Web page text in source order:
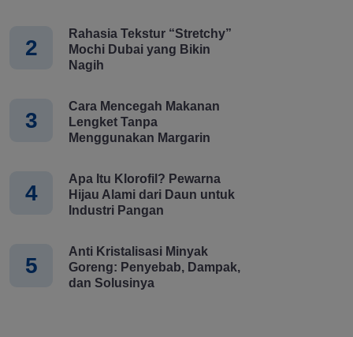
2
Rahasia Tekstur “Stretchy”
Mochi Dubai yang Bikin
Nagih
3
Cara Mencegah Makanan
Lengket Tanpa
Menggunakan Margarin
4
Apa Itu Klorofil? Pewarna
Hijau Alami dari Daun untuk
Industri Pangan
5
Anti Kristalisasi Minyak
Goreng: Penyebab, Dampak,
dan Solusinya